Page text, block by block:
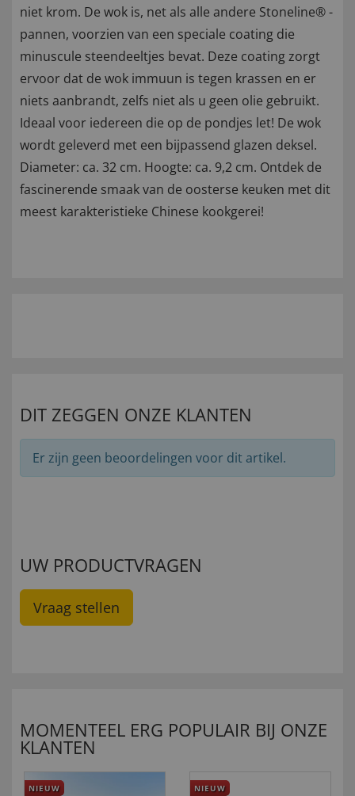
niet krom. De wok is, net als alle andere Stoneline® -
pannen, voorzien van een speciale coating die
minuscule steendeeltjes bevat. Deze coating zorgt
ervoor dat de wok immuun is tegen krassen en er
niets aanbrandt, zelfs niet als u geen olie gebruikt.
Ideaal voor iedereen die op de pondjes let! De wok
wordt geleverd met een bijpassend glazen deksel.
Diameter: ca. 32 cm. Hoogte: ca. 9,2 cm. Ontdek de
fascinerende smaak van de oosterse keuken met dit
meest karakteristieke Chinese kookgerei!
DIT ZEGGEN ONZE KLANTEN
Er zijn geen beoordelingen voor dit artikel.
UW PRODUCTVRAGEN
Vraag stellen
MOMENTEEL ERG POPULAIR BIJ ONZE
KLANTEN
NIEUW NIEUW